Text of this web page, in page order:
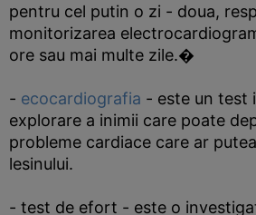
pentru cel putin o zi - doua,
monitorizarea
ore sau mai multe zile.�
- ecocardiografia - este un test
explorare a inimii care poate
probleme cardiace care ar
lesinului.
- test de efort - este o